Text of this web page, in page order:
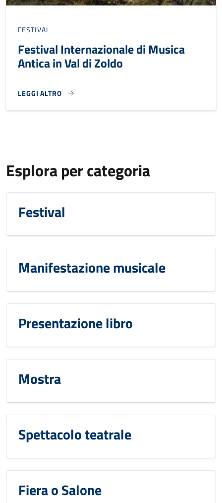
FESTIVAL
Festival Internazionale di Musica
Antica in Val di Zoldo
LEGGI ALTRO
FESTIVAL INTERNAZIONALE DI MUSICA ANTICA IN VAL DI
Esplora per categoria
Festival
Manifestazione musicale
Presentazione libro
Mostra
Spettacolo teatrale
Fiera o Salone